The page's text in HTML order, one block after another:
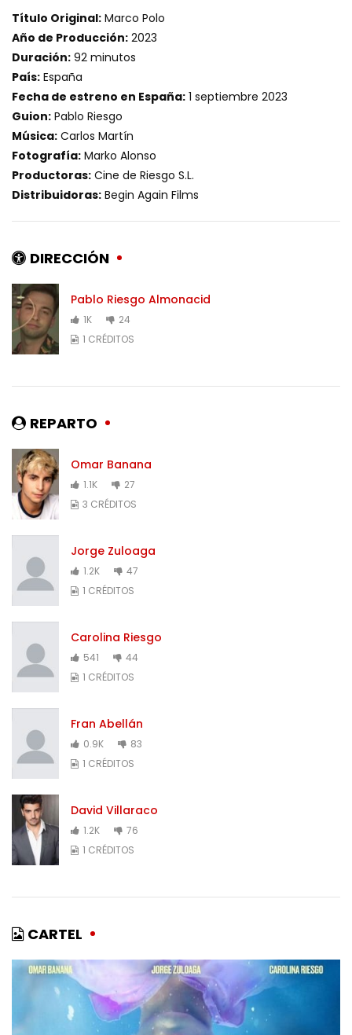
Título Original: Marco Polo
Año de Producción: 2023
Duración: 92 minutos
País: España
Fecha de estreno en España: 1 septiembre 2023
Guion: Pablo Riesgo
Música: Carlos Martín
Fotografía: Marko Alonso
Productoras: Cine de Riesgo S.L.
Distribuidoras: Begin Again Films
DIRECCIÓN
Pablo Riesgo Almonacid
1K
24
1 CRÉDITOS
REPARTO
Omar Banana
1.1K
27
3 CRÉDITOS
Jorge Zuloaga
1.2K
47
1 CRÉDITOS
Carolina Riesgo
541
44
1 CRÉDITOS
Fran Abellán
0.9K
83
1 CRÉDITOS
David Villaraco
1.2K
76
1 CRÉDITOS
CARTEL